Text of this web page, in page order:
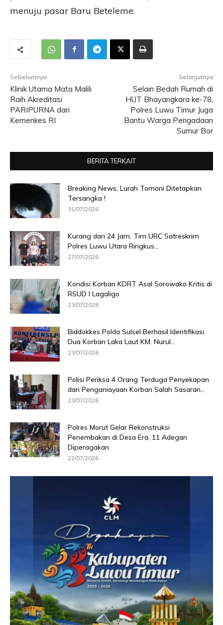
menuju pasar Baru Beteleme.
Sebelumnya
Klinik Utama Mata Malili
Raih Akreditasi
PARIPURNA dari
Kemenkes RI
Selanjutnya
Selain Bedah Rumah di
HUT Bhayangkara ke-78,
Polres Luwu Timur Juga
Bantu Warga Pengadaan
Sumur Bor
BERITA TERKAIT
Breaking News, Lurah Tomoni Ditetapkan
Tersangka !
31/07/2026
Kurang dari 24 Jam, Tim URC Satreskrim
Polres Luwu Utara Ringkus...
27/07/2026
Kondisi Korban KDRT Asal Sorowako Kritis di
RSUD I Lagaligo
23/07/2026
Biddokkes Polda Sulsel Berhasil Identifikasi
Dua Korban Laka Laut KM. Nurul...
23/07/2026
Polisi Periksa 4 Orang Terduga Penyekapan
dan Penganiayaan Korban Salah Sasaran...
23/07/2026
Polres Morut Gelar Rekonstruksi
Penembakan di Desa Era, 11 Adegan
Diperagakan
22/07/2026